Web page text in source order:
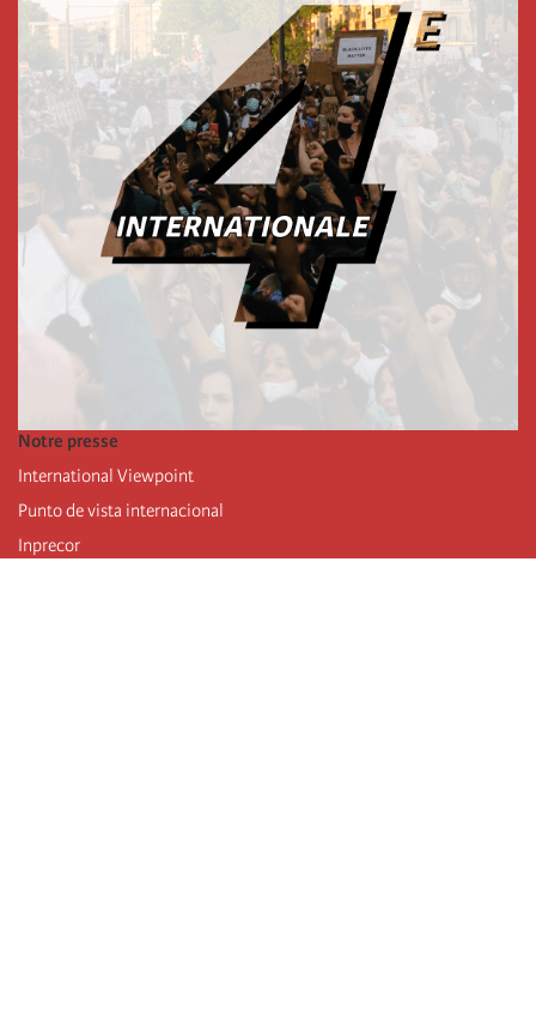
Notre presse
International Viewpoint
Punto de vista internacional
Inprecor